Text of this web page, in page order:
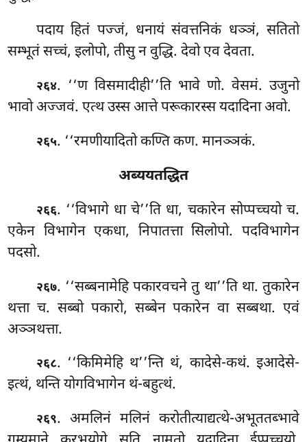
पदायहितं पज्जं, धनायं संवत्तनिकं धञ्ञं, सतितो
सम्भूतं सच्चं, इलोपो, तीसु न वुद्धि. देवो एव देवता.
२६४. ‘‘ण विसमादीही’’ति भावे णो. वेसमं. उजुनो
भावो अज्जवं. एत्थ उस्स आत्ते परूकारस्स यदादिना अवो.
२६५. ‘‘रमणीयादितोकण्ति कण. मानञ्ञकं.
अब्ययतद्धित
२६६. ‘‘विभागे धा चे’’ति धा, चकारेन सोप्पच्चयो च.
एकेन विभागेन एकधा, निपातत्ता सिलोपो. पदविभागेन
पदसो.
२६७. ‘‘सब्बनामेहि पकारवचने तु था’’ति था. तुकारेन
थत्ता च. सब्बो पकारो, सब्बेन पकारेन वा सब्बथा. एवं
अञ्ञथत्ता.
२६८. ‘‘किमिमेहि थ’’न्ति थं, कादेसे-कथं. इआदेसे-
इत्थं, थन्ति योगविभागेन थं-बहुत्थं.
२६९. अमलिनं मलिनं करोतीत्याद्यत्थे-अभूततब्भावे